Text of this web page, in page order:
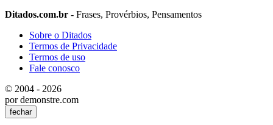
Ditados.com.br - Frases, Provérbios, Pensamentos
Sobre o Ditados
Termos de Privacidade
Termos de uso
Fale conosco
© 2004 - 2026
por demonstre.com
fechar